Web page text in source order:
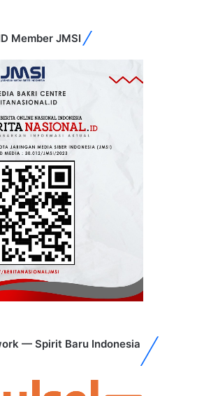
Member JMSI
— Spirit Baru Indonesia